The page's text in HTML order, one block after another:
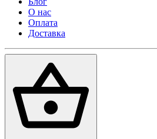
О нас
Оплата
Доставка